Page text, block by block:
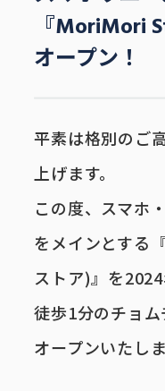
『MoriMori
オープン！
平素は格別のご
上げます。
この度、スマホ
をメインとする
ストア)』を
徒歩1分のチョ
オープンいたしま